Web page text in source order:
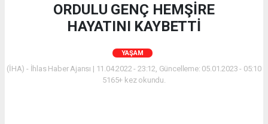
ORDULU GENÇ HEMŞİRE
HAYATINI KAYBETTİ
YAŞAM
(İHA) - İhlas Haber Ajansı | 11.04.2022 - 23:12, Güncelleme: 05.01.2023 - 05:10
5165+ kez okundu.